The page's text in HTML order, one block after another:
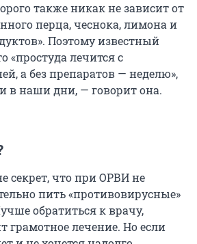
также никак не зависит от
перца, чеснока, лимона и
Поэтому известный
«простуда лечится с
а без препаратов — неделю»,
в наши дни, — говорит она.
секрет, что при ОРВИ не
пить «противовирусные»
обратиться к врачу,
грамотное лечение. Но если